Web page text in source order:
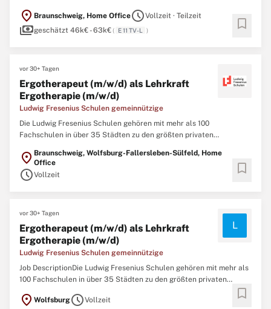
und vielseitigen Arbeitsplätzen. Nicht nur im Bereich der Forschung
und Lehre, auch in Verwaltung, Technik und Handwerk ...
location_on Braunschweig, Home OfficescheduleVollzeit · Teilzeit
paymentsgeschätzt 46k€ - 63k€( E 11 TV-L ) bookmark
vor 30+ Tagen
Ergotherapeut (m/w/d) als Lehrkraft
Ergotherapie (m/w/d)
Ludwig Fresenius Schulen gemeinnützige
Die Ludwig Fresenius Schulen gehören mit mehr als 100
Fachschulen in über 35 Städten zu den größten privaten
Fresenius Schulen über 8.000 Schüler:innen auf den Einstieg in
ihren Wunschberuf vorbereitet. Das Bildungsangebot umfasst
Ausbildungen ...
location_on Braunschweig, Wolfsburg-Fallersleben-Sülfeld, Home
Office
scheduleVollzeit bookmark
vor 30+ Tagen
Ergotherapeut (m/w/d) als Lehrkraft
Ergotherapie (m/w/d)
Ludwig Fresenius Schulen gemeinnützige
L
Job DescriptionDie Ludwig Fresenius Schulen gehören mit mehr als
100 Fachschulen in über 35 Städten zu den größten privaten
Bildungsanbietern in Deutschland. Bewerben Sie sich schnell, lesen
Sie die vollständige Beschreibung, indem Sie nach unten scrollen,
location_on WolfsburgscheduleVollzeit bookmark